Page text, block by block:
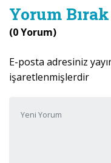
Yorum Bırak
(0 Yorum)
E-posta adresiniz
işaretlenmişlerdir